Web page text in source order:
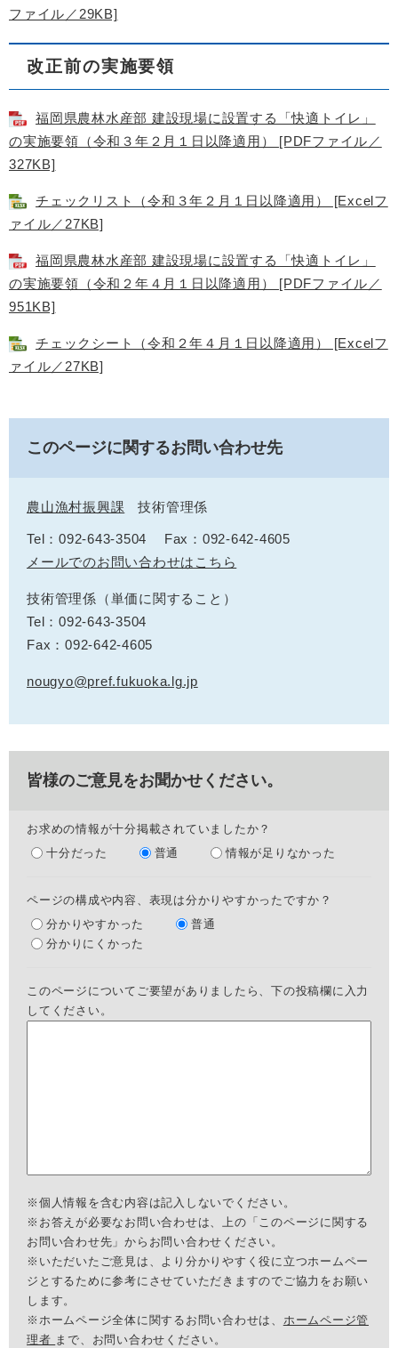
ファイル／29KB]
改正前の実施要領
福岡県農林水産部 建設現場に設置する「快適トイレ」
の実施要領（令和３年２月１日以降適用） [PDFファイル／
327KB]
チェックリスト（令和３年２月１日以降適用） [Excelフ
ァイル／27KB]
福岡県農林水産部 建設現場に設置する「快適トイレ」
の実施要領（令和２年４月１日以降適用） [PDFファイル／
951KB]
チェックシート（令和２年４月１日以降適用） [Excelフ
ァイル／27KB]
このページに関するお問い合わせ先
農山漁村振興課 技術管理係
Tel：092-643-3504
Fax：092-642-4605
メールでのお問い合わせはこちら
技術管理係（単価に関すること）
Tel：092-643-3504
Fax：092-642-4605
nougyo@pref.fukuoka.lg.jp
皆様のご意見をお聞かせください。
お求めの情報が十分掲載されていましたか？
十分だった
普通 情報が足りなかった
ページの構成や内容、表現は分かりやすかったですか？
分かりやすかった
普通
分かりにくかった
このページについてご要望がありましたら、下の投稿欄に入力
してください。
※個人情報を含む内容は記入しないでください。
※お答えが必要なお問い合わせは、上の「このページに関する
お問い合わせ先」からお問い合わせください。
※いただいたご意見は、より分かりやすく役に立つホームペー
ジとするために参考にさせていただきますのでご協力をお願い
します。
※ホームページ全体に関するお問い合わせは、 ホームページ管
理者 まで、お問い合わせください。